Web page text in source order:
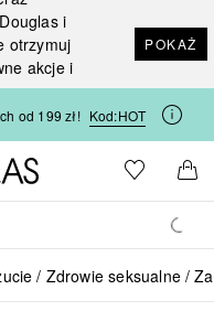
i
otrzymuj
akcje i
POKAŻ
od 199 zł! Kod:HOT
Strona główna Douglas
Do listyDo
Zdrowie seksualne